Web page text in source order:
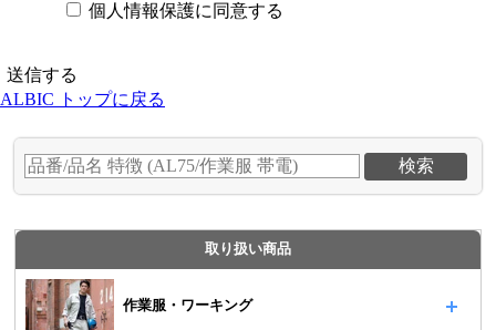
個人情報保護に同意する
ALBIC トップに戻る
取り扱い商品
作業服・ワーキング